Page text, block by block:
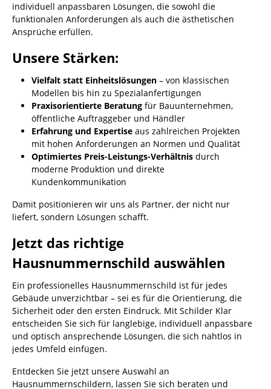
individuell anpassbaren Lösungen, die sowohl die
funktionalen Anforderungen als auch die ästhetischen
Ansprüche erfüllen.
Unsere Stärken:
Vielfalt statt Einheitslösungen – von klassischen
Modellen bis hin zu Spezialanfertigungen
Praxisorientierte Beratung für Bauunternehmen,
öffentliche Auftraggeber und Händler
Erfahrung und Expertise aus zahlreichen Projekten
mit hohen Anforderungen an Normen und Qualität
Optimiertes Preis-Leistungs-Verhältnis durch
moderne Produktion und direkte
Kundenkommunikation
Damit positionieren wir uns als Partner, der nicht nur
liefert, sondern Lösungen schafft.
Jetzt das richtige
Hausnummernschild auswählen
Ein professionelles Hausnummernschild ist für jedes
Gebäude unverzichtbar – sei es für die Orientierung, die
Sicherheit oder den ersten Eindruck. Mit Schilder Klar
entscheiden Sie sich für langlebige, individuell anpassbare
und optisch ansprechende Lösungen, die sich nahtlos in
jedes Umfeld einfügen.
Entdecken Sie jetzt unsere Auswahl an
Hausnummernschildern, lassen Sie sich beraten und